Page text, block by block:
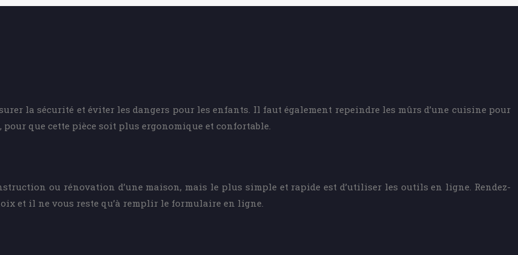
la sécurité et éviter les dangers pour les enfants. Il faut également repeindre les mûrs d’une cuisine pour
que cette pièce soit plus ergonomique et confortable.
ou rénovation d’une maison, mais le plus simple et rapide est d’utiliser les outils en ligne. Rendez-
et il ne vous reste qu’à remplir le formulaire en ligne.